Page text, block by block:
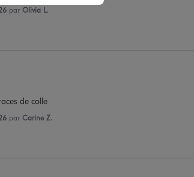
par Olivia L.
de colle
par Carine Z.